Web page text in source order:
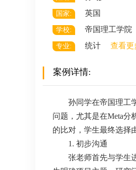
国家: 英国
学校: 帝国理工学院
专业: 统计 查看更
案例详情:
孙同学在帝国理工
问题，尤其是在Meta分
的比对，学生最终选择
1. 初步沟通
张老师首先与学生